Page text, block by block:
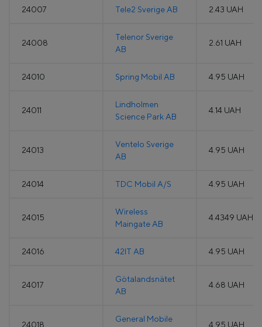
24007 Tele2 Sverige AB 2.43 UAH
24008
Telenor Sverige
AB
2.61 UAH
24010 Spring Mobil AB 4.95 UAH
24011
Lindholmen
Science Park AB
4.14 UAH
24013
Ventelo Sverige
AB
4.95 UAH
24014 TDC Mobil A/S 4.95 UAH
24015
Wireless
Maingate AB
4.4349 UAH
24016 42IT AB 4.95 UAH
24017
Götalandsnätet
AB
4.68 UAH
24018
General Mobile
4.95 UAH